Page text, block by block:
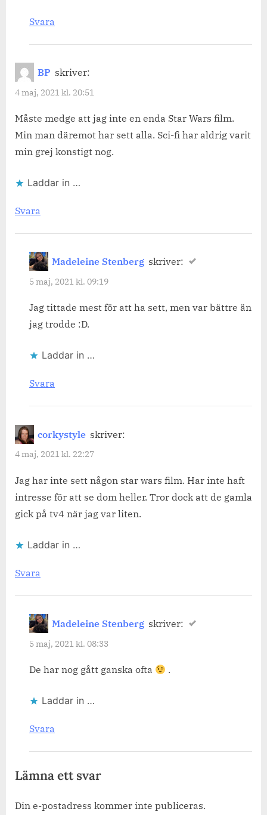
Svara
BP skriver:
4 maj, 2021 kl. 20:51
Måste medge att jag inte en enda Star Wars film.
Min man däremot har sett alla. Sci-fi har aldrig varit
min grej konstigt nog.
Laddar in …
Svara
Madeleine Stenberg skriver:
5 maj, 2021 kl. 09:19
Jag tittade mest för att ha sett, men var bättre än
jag trodde :D.
Laddar in …
Svara
corkystyle skriver:
4 maj, 2021 kl. 22:27
Jag har inte sett någon star wars film. Har inte haft
intresse för att se dom heller. Tror dock att de gamla
gick på tv4 när jag var liten.
Laddar in …
Svara
Madeleine Stenberg skriver:
5 maj, 2021 kl. 08:33
De har nog gått ganska ofta .
Laddar in …
Svara
Lämna ett svar
Din e-postadress kommer inte publiceras.